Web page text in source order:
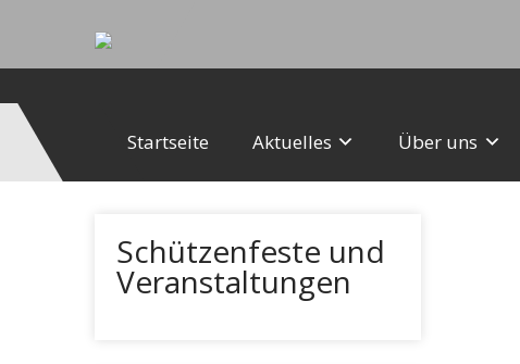
Startseite Aktuelles Über uns
Schützenfeste und
Veranstaltungen